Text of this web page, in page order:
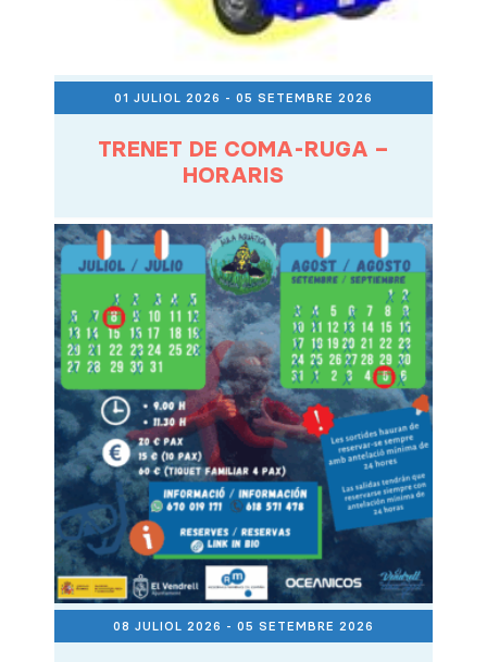
01 JULIOL 2026 - 05 SETEMBRE 2026
TRENET DE COMA-RUGA –
HORARIS
08 JULIOL 2026 - 05 SETEMBRE 2026